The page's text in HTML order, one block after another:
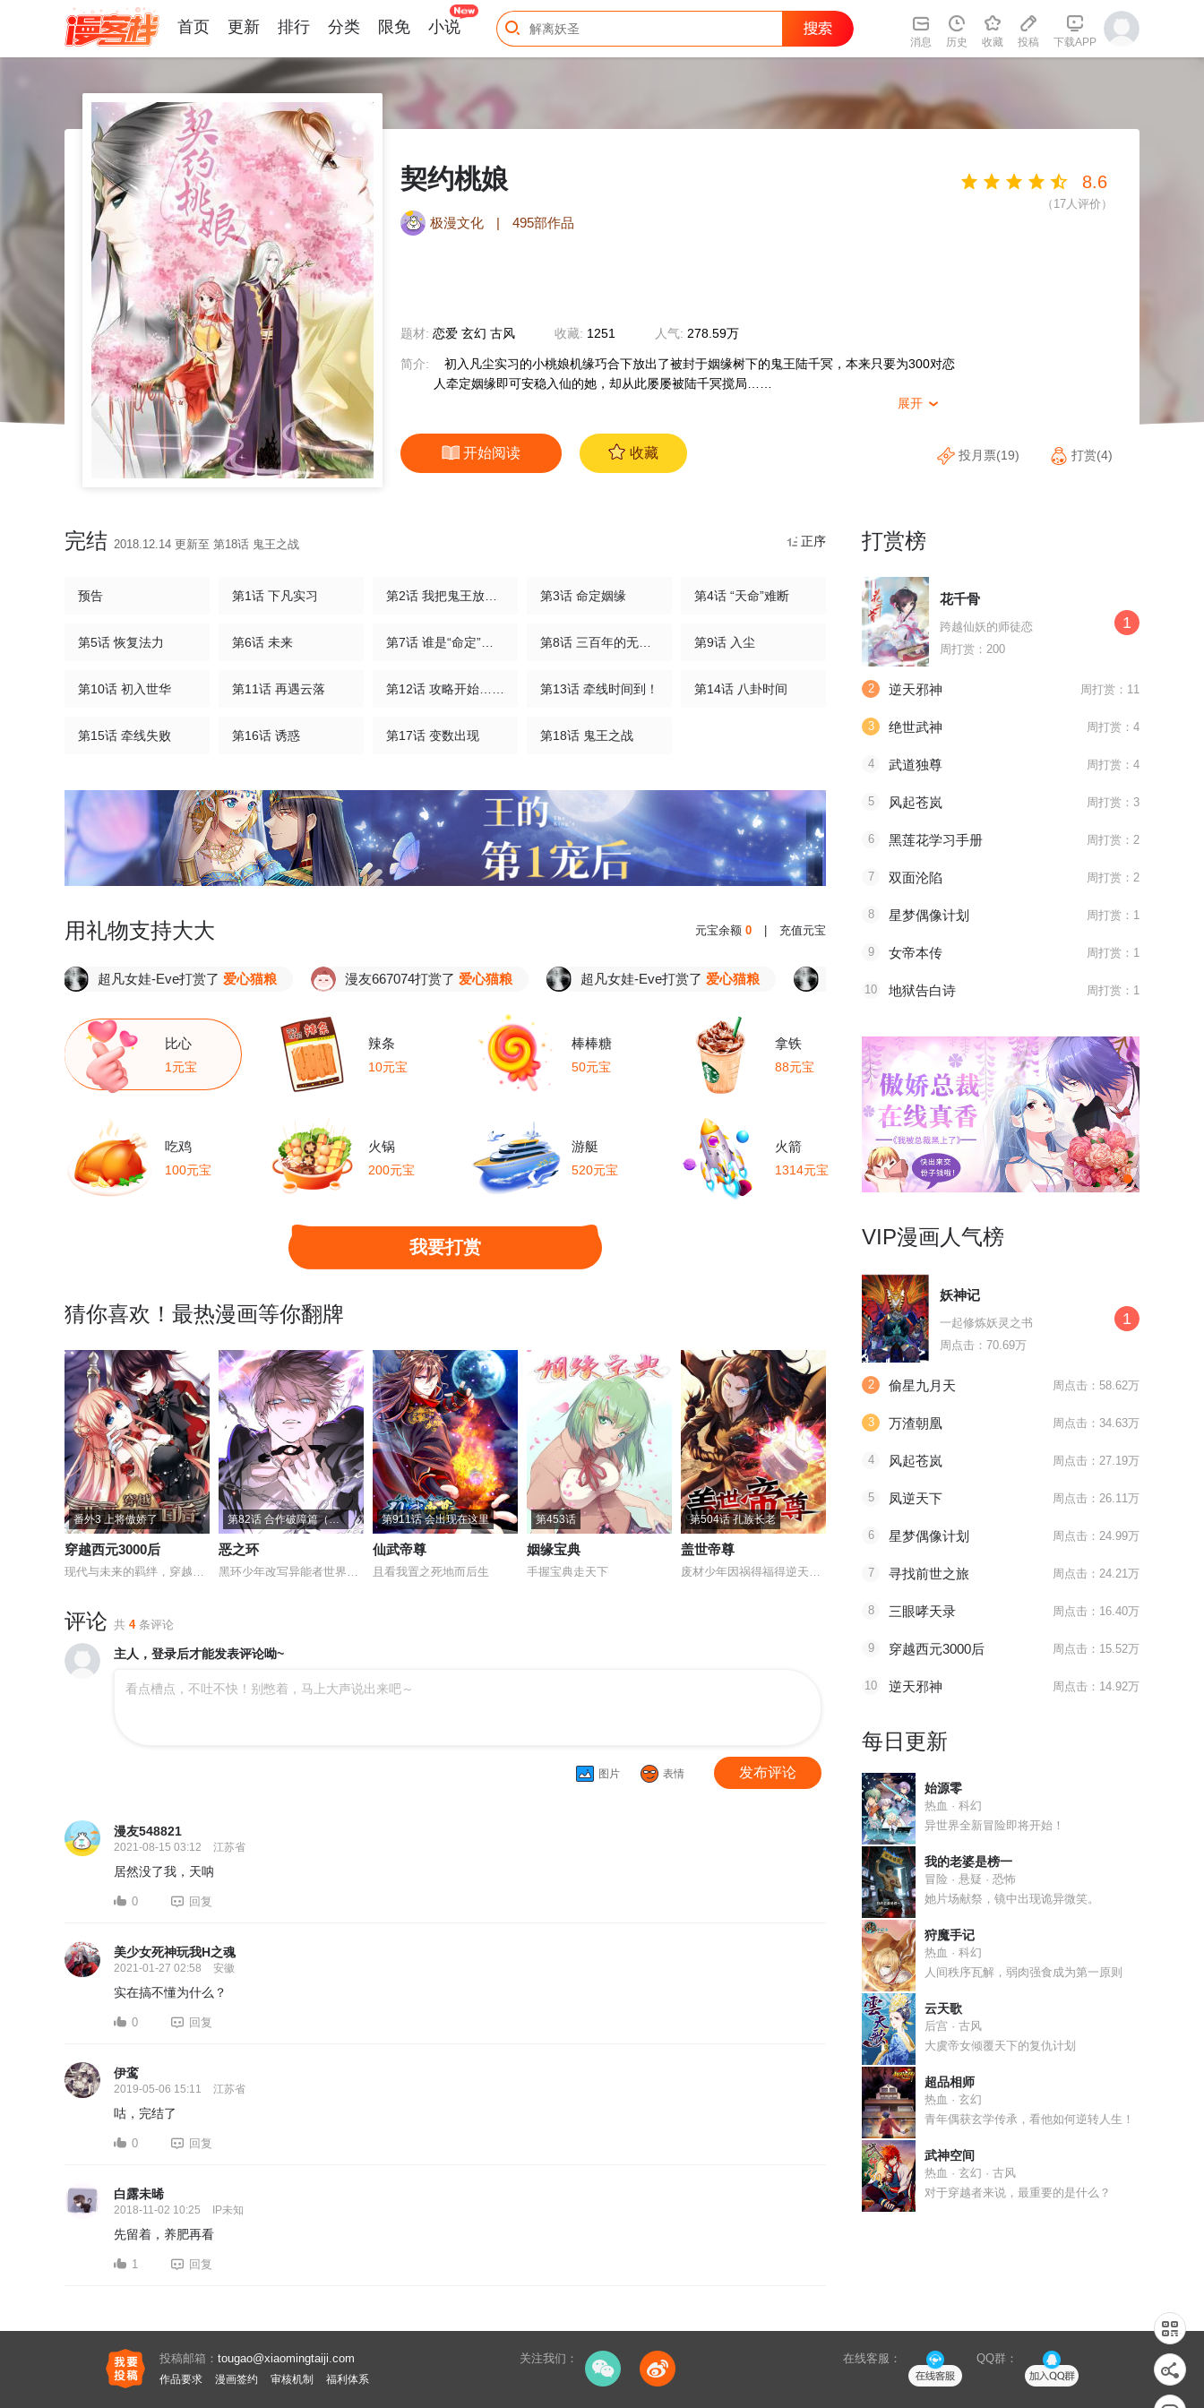
契约桃娘
极漫文化 | 495部作品
题材: 恋爱 玄幻 古风 收藏: 1251 人气: 278.59万
简介:
初入凡尘实习的小桃娘机缘巧合下放出了被封于姻缘树下的鬼王陆千冥，本来只要为300对恋
人牵定姻缘即可安稳入仙的她，却从此屡屡被陆千冥搅局……
展开 
开始阅读 收藏
8.6
（ 17人评价）
投月票(19) 打赏(4)
完结 2018.12.14 更新至 第18话 鬼王之战 正序
预告 第1话 下凡实习 第3话 命定姻缘 第4话 “天命”难断
第5话 恢复法力 第6话 未来 第9话 入尘
第10话 初入世华 第11话 再遇云落 第13话 牵线时间到！ 第14话 八卦时间
第15话 牵线失败 第16话 诱惑 第17话 变数出现 第18话 鬼王之战
用礼物支持大大 元宝余额 0 充值元宝
超凡女娃-Eve打赏了爱心猫粮 漫友667074打赏了爱心猫粮 超凡女娃-Eve打赏了爱心猫粮 超凡女娃-Eve打赏了
比心
1元宝
辣条
10元宝
棒棒糖
50元宝
拿铁
88元宝
吃鸡
100元宝
火锅
200元宝
游艇
520元宝
火箭
1314元宝
我要打赏
猜你喜欢！最热漫画等你翻牌
番外3 上将傲娇了
穿越西元3000后
现代与未来的羁绊，穿越时空的爱恋
第82话 合作破障篇（完）破障新生
恶之环
黑环少年改写异能者世界的规则
第911话 会出现在这里
仙武帝尊
且看我置之死地而后生
第453话
姻缘宝典
手握宝典走天下
第504话 孔族长老
盖世帝尊
废材少年因祸得福得逆天功法 小小家丁奋斗史 人类集体降智后，我成了超级学霸！
评论 共 4条评论
主人，登录后才能发表评论呦~
看点槽点，不吐不快！别憋着，马上大声说出来吧～
图片 表情 发布评论
漫友548821
2021-08-15 03:12 江苏省
居然没了我，天呐
0 回复
美少女死神玩我H之魂
2021-01-27 02:58 安徽
实在搞不懂为什么？
0 回复
伊鸾
2019-05-06 15:11 江苏省
咕，完结了
0 回复
白露未晞
2018-11-02 10:25 IP未知
先留着，养肥再看
1 回复
打赏榜
花千骨
跨越仙妖的师徒恋
周打赏：200
1
2 逆天邪神 周打赏：11
3 绝世武神 周打赏：4
4 武道独尊 周打赏：4
5 风起苍岚 周打赏：3
6 黑莲花学习手册 周打赏：2
7 双面沦陷 周打赏：2
8 星梦偶像计划 周打赏：1
9 女帝本传 周打赏：1
10 地狱告白诗 周打赏：1
VIP漫画人气榜
妖神记
一起修炼妖灵之书
周点击：70.69万
1
2 偷星九月天 周点击：58.62万
3 万渣朝凰 周点击：34.63万
4 风起苍岚 周点击：27.19万
5 凤逆天下 周点击：26.11万
6 星梦偶像计划 周点击：24.99万
7 寻找前世之旅 周点击：24.21万
8 三眼哮天录 周点击：16.40万
9 穿越西元3000后 周点击：15.52万
10 逆天邪神 周点击：14.92万
每日更新
始源零
热血 · 科幻
异世界全新冒险即将开始！
我的老婆是榜一
冒险 · 悬疑 · 恐怖
她片场献祭，镜中出现诡异微笑。
狩魔手记
热血 · 科幻
人间秩序瓦解，弱肉强食成为第一原则
云天歌
后宫 · 古风
大虞帝女倾覆天下的复仇计划
超品相师
热血 · 玄幻
青年偶获玄学传承，看他如何逆转人生！
武神空间
热血 · 玄幻 · 古风
对于穿越者来说，最重要的是什么？
首页 更新 排行 分类 限免 小说
消息 历史 收藏 投稿 下载APP
投稿邮箱： tougao@xiaomingtaiji.com
作品要求 漫画签约 审核机制 福利体系
关注我们： 在线客服： QQ群：